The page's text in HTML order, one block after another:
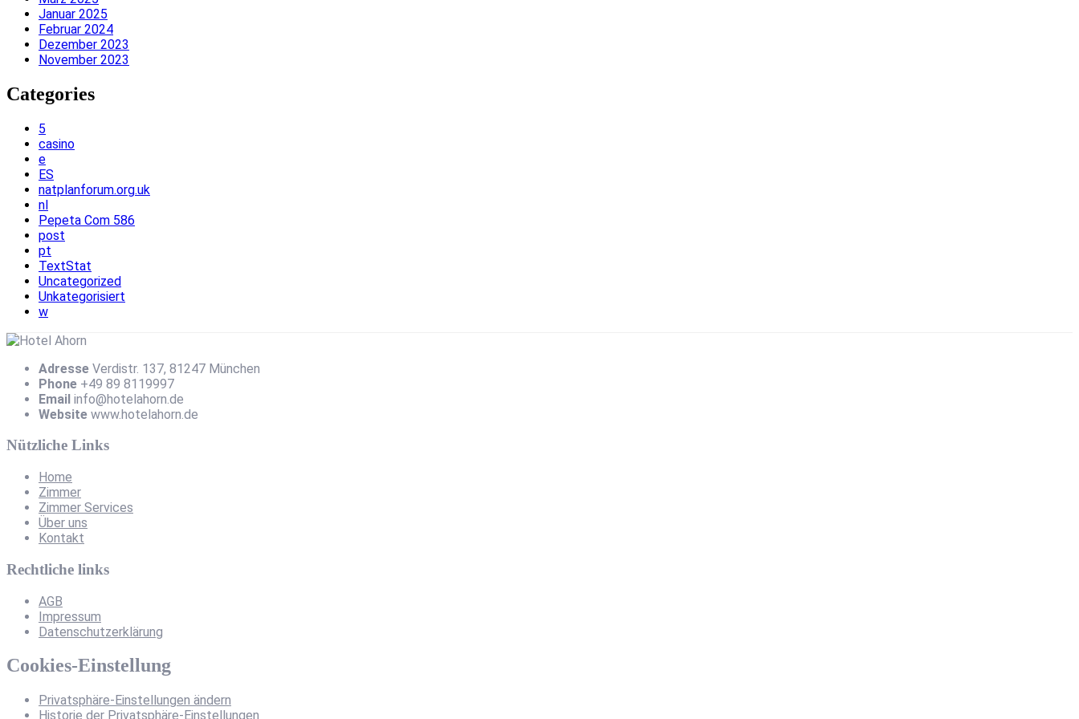
Januar 2025
Februar 2024
Dezember 2023
November 2023
Categories
5
casino
e
ES
natplanforum.org.uk
nl
Pepeta Com 586
post
pt
TextStat
Uncategorized
Unkategorisiert
w
Adresse Verdistr. 137, 81247 München
Phone +49 89 8119997
Email info@hotelahorn.de
Website www.hotelahorn.de
Nützliche Links
Home
Zimmer
Zimmer Services
Über uns
Kontakt
Rechtliche links
AGB
Impressum
Datenschutzerklärung
Cookies-Einstellung
Privatsphäre-Einstellungen ändern
Historie der Privatsphäre-Einstellungen